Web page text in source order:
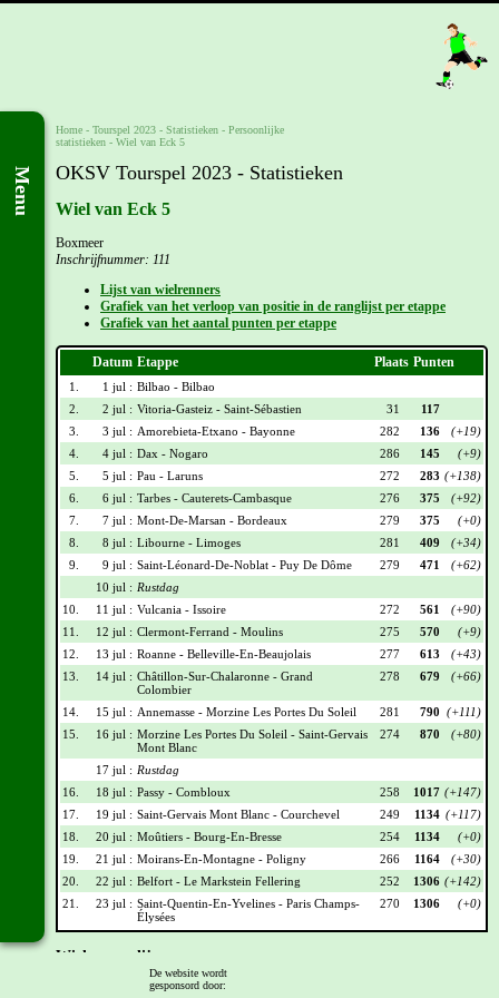
Menu
Home - Tourspel 2023 - Statistieken - Persoonlijke
statistieken - Wiel van Eck 5
OKSV Tourspel 2023 - Statistieken
Wiel van Eck 5
Boxmeer
Inschrijfnummer: 111
Lijst van wielrenners
Grafiek van het verloop van positie in de ranglijst per etappe
Grafiek van het aantal punten per etappe
Datum Etappe Plaats Punten
1. 1 jul : Bilbao - Bilbao
2.
2 jul : Vitoria-Gasteiz - Saint-Sébastien 31
117
3.
3 jul : Amorebieta-Etxano - Bayonne 282 136
(+19)
4.
4 jul : Dax - Nogaro 286 145
(+9)
5.
5 jul : Pau - Laruns 272 283 (+138)
6.
6 jul : Tarbes - Cauterets-Cambasque 276 375
(+92)
7.
7 jul : Mont-De-Marsan - Bordeaux 279 375
(+0)
8.
8 jul : Libourne - Limoges 281 409
(+34)
9.
9 jul : Saint-Léonard-De-Noblat - Puy De Dôme 279 471
(+62)
10 jul : Rustdag
10.
11 jul : Vulcania - Issoire 272 561
(+90)
11.
12 jul : Clermont-Ferrand - Moulins 275 570
(+9)
12.
13 jul : Roanne - Belleville-En-Beaujolais 277 613
(+43)
13.
14 jul : Châtillon-Sur-Chalaronne - Grand
Colombier
278 679 (+66)
14. 15 jul : Annemasse - Morzine Les Portes Du Soleil 281 790 (+111)
15.
16 jul : Morzine Les Portes Du Soleil - Saint-Gervais
Mont Blanc
274 870 (+80)
17 jul : Rustdag
16.
18 jul : Passy - Combloux 258 1017 (+147)
17.
19 jul : Saint-Gervais Mont Blanc - Courchevel 249 1134 (+117)
18.
20 jul : Moûtiers - Bourg-En-Bresse 254 1134
(+0)
19.
21 jul : Moirans-En-Montagne - Poligny 266 1164
(+30)
20.
22 jul : Belfort - Le Markstein Fellering 252 1306 (+142)
21.
23 jul : Saint-Quentin-En-Yvelines - Paris Champs-
Élysées
270 1306 (+0)
Wielrennerslijst
De website wordt
gesponsord door: